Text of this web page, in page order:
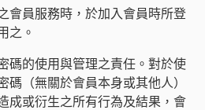
會員服務時，於加入會員時所登
之。
碼的使用與管理之責任。對於使
碼（無關於會員本身或其他人）
成或衍生之所有行為及結果，會